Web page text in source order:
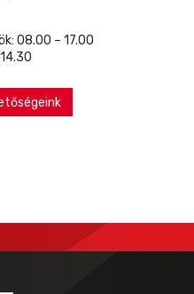
08.00 – 17.00